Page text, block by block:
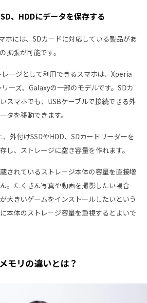
、HDDにデータを保存する
ホには、SDカードに対応している製品があ
拡張が可能です。
ージとして利用できるスマホは、Xperia
ーズ、Galaxyの一部のモデルです。SDカ
スマホでも、USBケーブルで接続できる外
タを移動できます。
外付けSSDやHDD、SDカードリーダーを
し、ストレージに空き容量を作れます。
されているストレージ本体の容量を直接増
。たくさん写真や動画を撮影したい場合
大きいゲームをインストールしたいという
本体のストレージ容量を重視するとよいで
モリの違いとは？